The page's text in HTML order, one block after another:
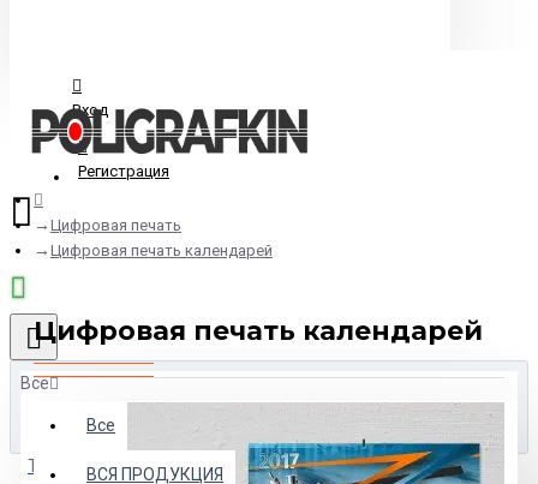
Вход
Регистрация
Все
Все
ВСЯ ПРОДУКЦИЯ
Товаров: 0 (0.00р.)
Цифровая печать
Цифровая печать календарей
Цифровая печать календарей